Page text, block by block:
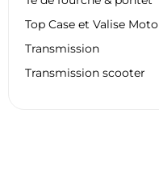
Top Case et Valise Moto
Transmission
Transmission scooter